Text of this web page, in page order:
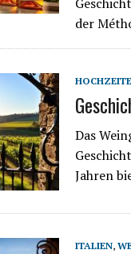
der
Das
Jahren
ITALIEN,